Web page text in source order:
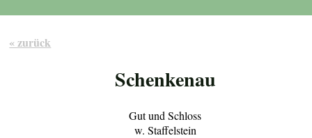
« zurück
Schenkenau
Gut und Schloss
w. Staffelstein